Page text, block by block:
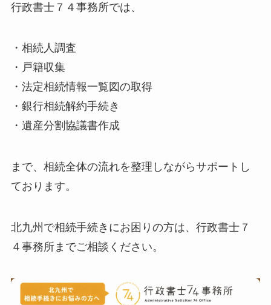
行政書士７４事務所では、
・相続人調査
・戸籍収集
・法定相続情報一覧図の取得
・銀行相続解約手続き
・遺産分割協議書作成
まで、相続全体の流れを整理しながらサポートし
ております。
北九州で相続手続きにお困りの方は、行政書士７
４事務所までご相談ください。